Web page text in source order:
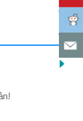
-
-